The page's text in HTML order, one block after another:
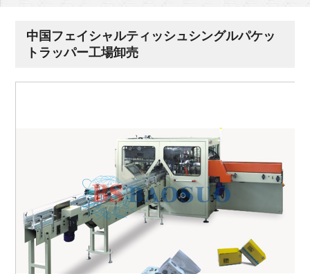
中国フェイシャルティッシュシングルパケッ
トラッパー工場卸売